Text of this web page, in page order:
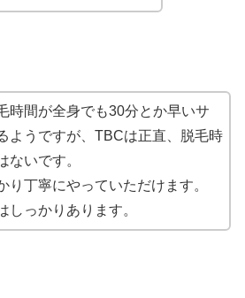
時間が全身でも30分とか早いサ
ようですが、TBCは正直、脱毛時
ないです。
り丁寧にやっていただけます。
しっかりあります。